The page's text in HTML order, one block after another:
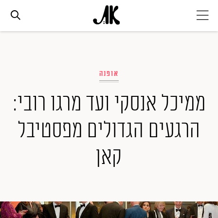
אופנה
ביוטי
סלבס
המגזין
אופנה
ממיכל אנסקי ועד מרגו רובי:
הרגעים הגדולים מפסטיבל
קאן